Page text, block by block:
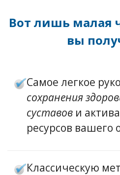
Вот лишь малая
вы
Самое легкое
сохранения
суставови
ресурсов вашего
Классическую